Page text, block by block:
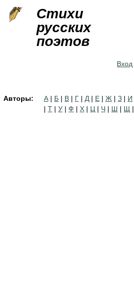
Стихи
русских
поэтов
Вход
Авторы: А | Б | В | Г | Д | Е | Ж | З | И
| Т | У | Ф | Х | Ц | Ч | Ш | Щ |